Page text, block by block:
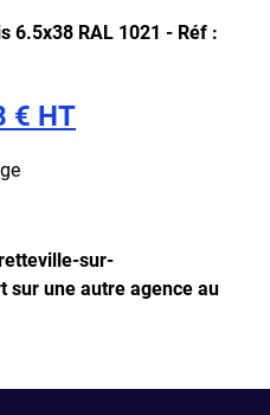
6.5x38 RAL 1021 - Réf :
€ HT
sur-
sur une autre agence au